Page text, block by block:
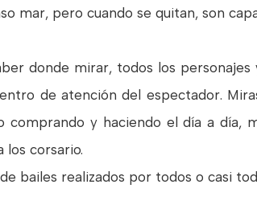
mar, pero cuando se quitan, son
donde mirar, todos los
de atención del espectador.
y haciendo el día a día,
los corsario.
bailes realizados por todos o casi